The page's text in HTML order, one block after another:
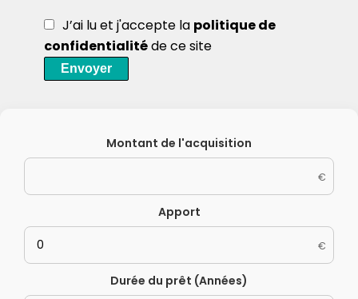
J’ai lu et j'accepte la politique de
confidentialitéde ce site
Envoyer
Montant de l'acquisition
€
Apport
€
Durée du prêt (Années)